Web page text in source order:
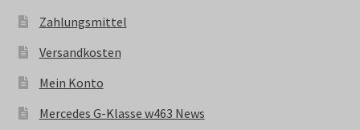
Zahlungsmittel
Versandkosten
Mein Konto
Mercedes G-Klasse w463 News